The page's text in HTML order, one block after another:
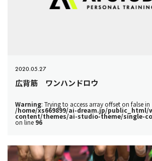
2020.05.27
広背筋 ワンハンドロウ
Warning: Trying to access array offset on false in
/home/xs669899/ai-dream.jp/public_html/
content/themes/ai-studio-theme/single-
on line 96